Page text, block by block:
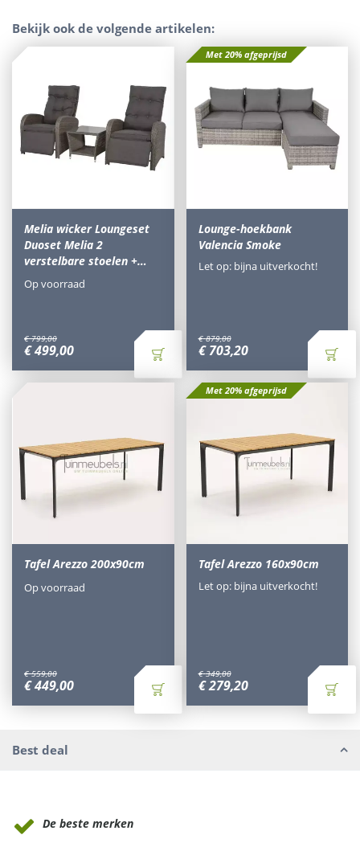
Bekijk ook de volgende artikelen:
Melia wicker Loungeset
Duoset Melia 2
verstelbare stoelen +…
€ 799,00
€499,00
Op voorraad
Met 20% afgeprijsd
Lounge-hoekbank
Valencia Smoke
€ 879,00
€ 703,20
Let op: bijna uitverkocht!
Tafel Arezzo 200x90cm
€ 559,00
€449,00
Op voorraad
Met 20% afgeprijsd
Tafel Arezzo 160x90cm
€ 349,00
€279,20
Let op: bijna uitverkocht!
Best deal
De beste merken